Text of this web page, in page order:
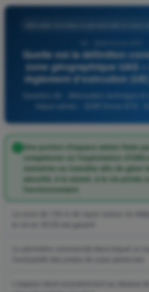
Quelle est la définition
zone géographique UAS
règlement d'exécution (UE)
Une portion d'espace aérien fixée
compétente où l'exploitation d'UAS
restreinte ou interdite afin de gérer
sécurité, à la sûreté, à la vie privée
l'environnement